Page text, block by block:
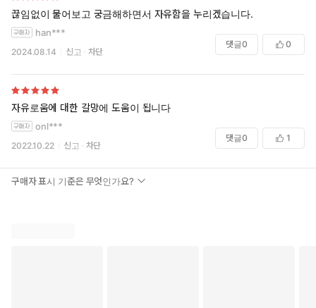
다.
-교만과 열등감이라는 극단적인 자기이해에서 벗어나 복음에 근
거한 바른 자기 정체성을 갖도록 도와준다.
독자 대상
-다른 사람이 자신을 판단하거나 스스로 자기를 의식하는 문제로 염
려와 갈등 가운데 있는 그리스도인
-복음에 근거한 바른 자기 정체성을 갖고자 하는 그리스도인
-영적 훈련이나 상담을 이끄는 목회자와 평신도, 선교단체 간사와
-티모시 켈러에 관심하는 독자
끊임없이 물어보고 궁금해하면서 자유함을 누리겠습니다.
han***
2024.08.14 신고 차단
댓글0 0
자유로움에 대한 갈망에 도움이 됩니다
onl***
2022.10.22 신고 차단
댓글0 1
구매자 표시 기준은 무엇인가요?